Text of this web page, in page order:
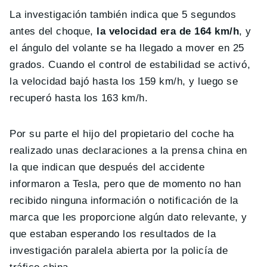
La investigación también indica que 5 segundos
antes del choque, la velocidad era de 164 km/h, y
el ángulo del volante se ha llegado a mover en 25
grados. Cuando el control de estabilidad se activó,
la velocidad bajó hasta los 159 km/h, y luego se
recuperó hasta los 163 km/h.
Por su parte el hijo del propietario del coche ha
realizado unas declaraciones a la prensa china en
la que indican que después del accidente
informaron a Tesla, pero que de momento no han
recibido ninguna información o notificación de la
marca que les proporcione algún dato relevante, y
que estaban esperando los resultados de la
investigación paralela abierta por la policía de